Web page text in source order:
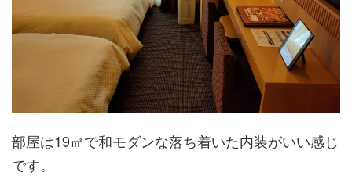
部屋は19㎡で和モダンな落ち着いた内装がいい感じ
です。